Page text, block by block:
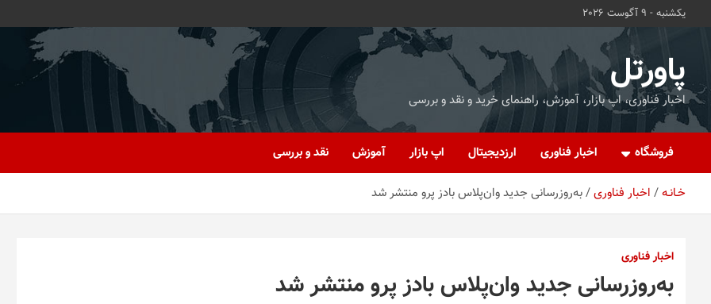
یکشنبه - 9 آگوست 2026
پاورتل
اخبار فناوری، اپ بازار، آموزش، راهنمای خرید و نقد و بررسی
فروشگاه اخبار فناوری ارزدیجیتال اپ بازار آموزش نقد و بررسی
خـانـه اخبار فناوری به‌روزرسانی جدید وان‌پلاس بادز پرو منتشر شد
اخبار فناوری
به‌روزرسانی جدید وان‌پلاس بادز پرو منتشر شد